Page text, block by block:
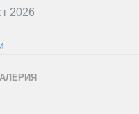
2026